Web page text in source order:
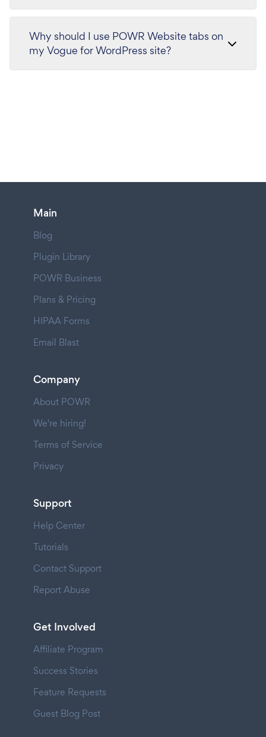
Why should I use POWR Website tabs on
my Vogue for WordPress site?
Main
Blog
Plugin Library
POWR Business
Plans & Pricing
HIPAA Forms
Email Blast
Company
About POWR
We're hiring!
Terms of Service
Privacy
Support
Help Center
Tutorials
Contact Support
Report Abuse
Get Involved
Affiliate Program
Success Stories
Feature Requests
Guest Blog Post